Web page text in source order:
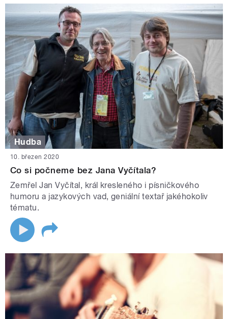
Hudba
10. březen 2020
Co si počneme bez Jana Vyčítala?
Zemřel Jan Vyčítal, král kresleného i písničkového
humoru a jazykových vad, geniální textař jakéhokoliv
tématu.